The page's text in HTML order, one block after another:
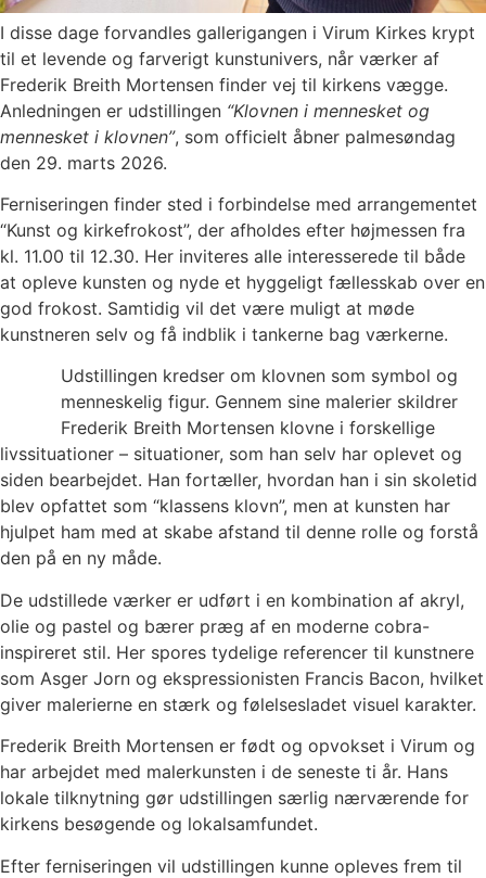
I disse dage forvandles gallerigangen i Virum Kirkes krypt
til et levende og farverigt kunstunivers, når værker af
Frederik Breith Mortensen finder vej til kirkens vægge.
Anledningen er udstillingen “Klovnen i mennesket og
mennesket i klovnen”, som officielt åbner palmesøndag
den 29. marts 2026.
Ferniseringen finder sted i forbindelse med arrangementet
“Kunst og kirkefrokost”, der afholdes efter højmessen fra
kl. 11.00 til 12.30. Her inviteres alle interesserede til både
at opleve kunsten og nyde et hyggeligt fællesskab over en
god frokost. Samtidig vil det være muligt at møde
kunstneren selv og få indblik i tankerne bag værkerne.
Udstillingen kredser om klovnen som symbol og
menneskelig figur. Gennem sine malerier skildrer
Frederik Breith Mortensen klovne i forskellige
livssituationer – situationer, som han selv har oplevet og
siden bearbejdet. Han fortæller, hvordan han i sin skoletid
blev opfattet som “klassens klovn”, men at kunsten har
hjulpet ham med at skabe afstand til denne rolle og forstå
den på en ny måde.
De udstillede værker er udført i en kombination af akryl,
olie og pastel og bærer præg af en moderne cobra-
inspireret stil. Her spores tydelige referencer til kunstnere
som Asger Jorn og ekspressionisten Francis Bacon, hvilket
giver malerierne en stærk og følelsesladet visuel karakter.
Frederik Breith Mortensen er født og opvokset i Virum og
har arbejdet med malerkunsten i de seneste ti år. Hans
lokale tilknytning gør udstillingen særlig nærværende for
kirkens besøgende og lokalsamfundet.
Efter ferniseringen vil udstillingen kunne opleves frem til